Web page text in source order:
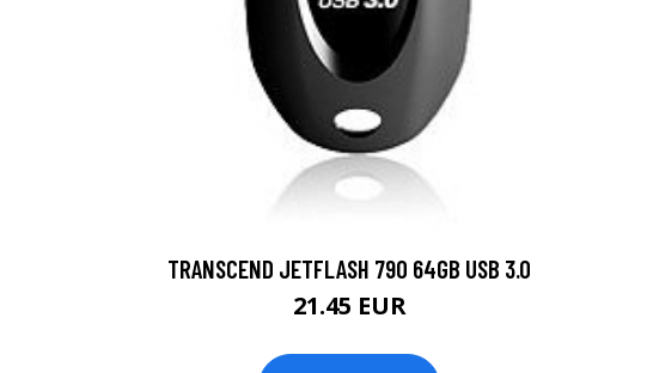
TRANSCEND JETFLASH 790 64GB USB 3.0
21.45 EUR